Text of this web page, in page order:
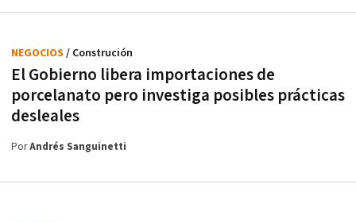
El Gobierno libera importaciones de
porcelanato pero investiga posibles prácticas
desleales
NEGOCIOS / Construción
PorAndrés Sanguinetti